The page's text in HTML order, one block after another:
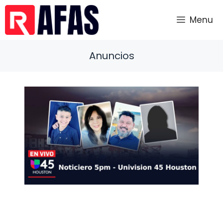
Saltar
contenido
Menu
Anuncios